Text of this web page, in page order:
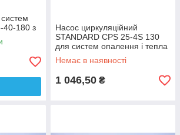
40-180 з
Насос циркуляційний
STANDARD CPS 25-4S 130
для систем опалення і тепла
підлога з шнуром і виделкою
Немає в наявності
1 046,50 ₴